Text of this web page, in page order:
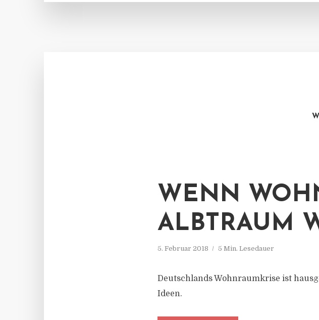
WENN
ALBTRAUM
5. Februar 2018 5 Min. Lesedauer
Deutschlands Wohnraumkrise ist
Ideen.